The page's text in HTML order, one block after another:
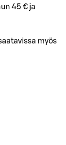
45 € ja
myös